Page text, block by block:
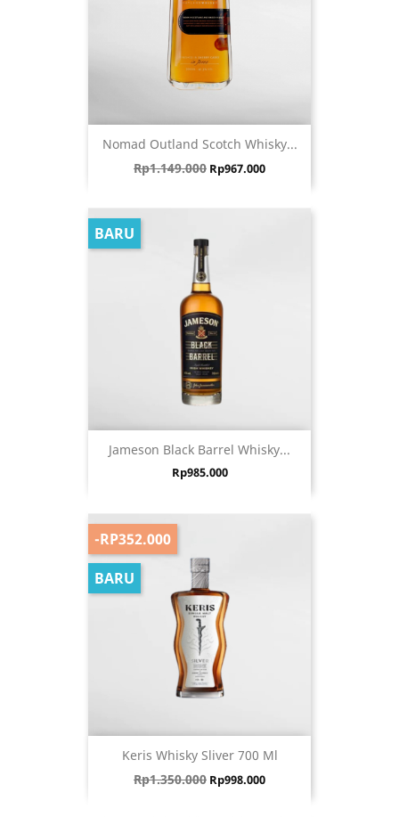
Nomad Outland Scotch Whisky...
Harga biasa
Rp1.149.000 Harga
Rp967.000
Jameson Black Barrel Whisky...
Harga
Rp985.000
BARU
Keris Whisky Sliver 700 Ml
Harga biasa
Rp1.350.000 Harga
Rp998.000
-RP352.000
BARU